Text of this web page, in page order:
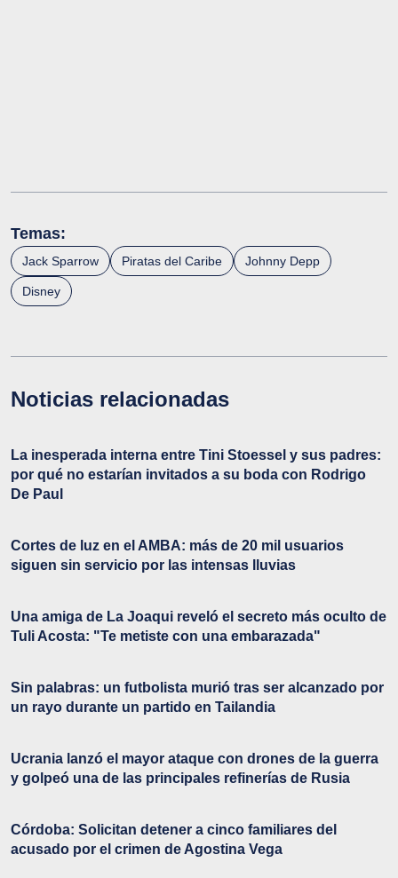
Temas:
Jack Sparrow Piratas del Caribe Johnny Depp
Disney
Noticias relacionadas
La inesperada interna entre Tini Stoessel y sus padres:
por qué no estarían invitados a su boda con Rodrigo
De Paul
Cortes de luz en el AMBA: más de 20 mil usuarios
siguen sin servicio por las intensas lluvias
Una amiga de La Joaqui reveló el secreto más oculto de
Tuli Acosta: "Te metiste con una embarazada"
Sin palabras: un futbolista murió tras ser alcanzado por
un rayo durante un partido en Tailandia
Ucrania lanzó el mayor ataque con drones de la guerra
y golpeó una de las principales refinerías de Rusia
Córdoba: Solicitan detener a cinco familiares del
acusado por el crimen de Agostina Vega